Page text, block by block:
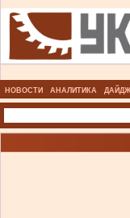
НОВОСТИ АНАЛИТИКА